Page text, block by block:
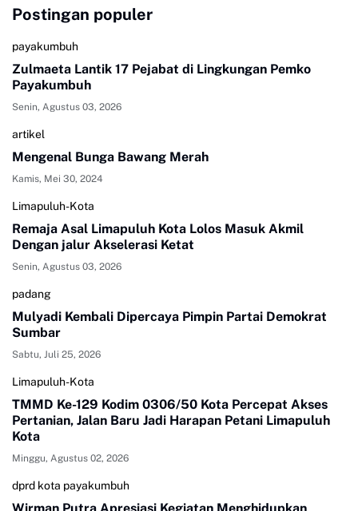
Postingan populer
payakumbuh
Zulmaeta Lantik 17 Pejabat di Lingkungan Pemko
Payakumbuh
Senin, Agustus 03, 2026
artikel
Mengenal Bunga Bawang Merah
Kamis, Mei 30, 2024
Limapuluh-Kota
Remaja Asal Limapuluh Kota Lolos Masuk Akmil
Dengan jalur Akselerasi Ketat
Senin, Agustus 03, 2026
padang
Mulyadi Kembali Dipercaya Pimpin Partai Demokrat
Sumbar
Sabtu, Juli 25, 2026
Limapuluh-Kota
TMMD Ke-129 Kodim 0306/50 Kota Percepat Akses
Pertanian, Jalan Baru Jadi Harapan Petani Limapuluh
Kota
Minggu, Agustus 02, 2026
dprd kota payakumbuh